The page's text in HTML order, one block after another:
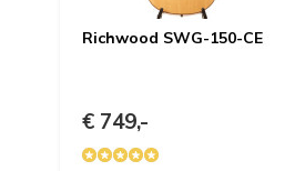
Richwood SWG-150-CE
€ 749,-